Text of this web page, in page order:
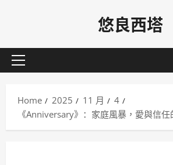
悠良西塔
Primary
Home
2025 11 月
4
《Anniversary》：家庭風暴，愛與信任